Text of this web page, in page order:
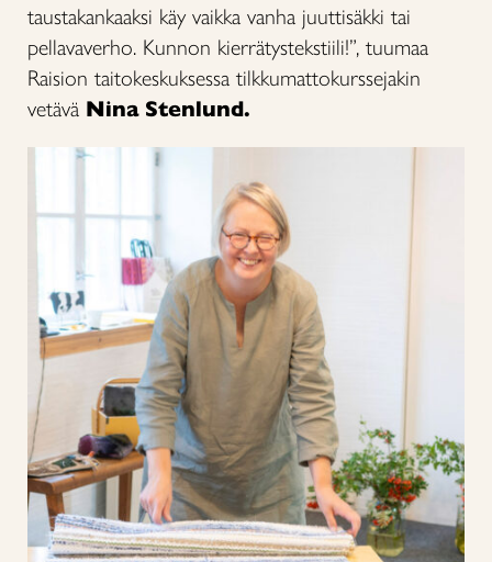
taustakankaaksi käy vaikka vanha juuttisäkki tai
pellavaverho. Kunnon kierrätystekstiili!”, tuumaa
Raision taitokeskuksessa tilkkumattokurssejakin
vetävä Nina Stenlund.